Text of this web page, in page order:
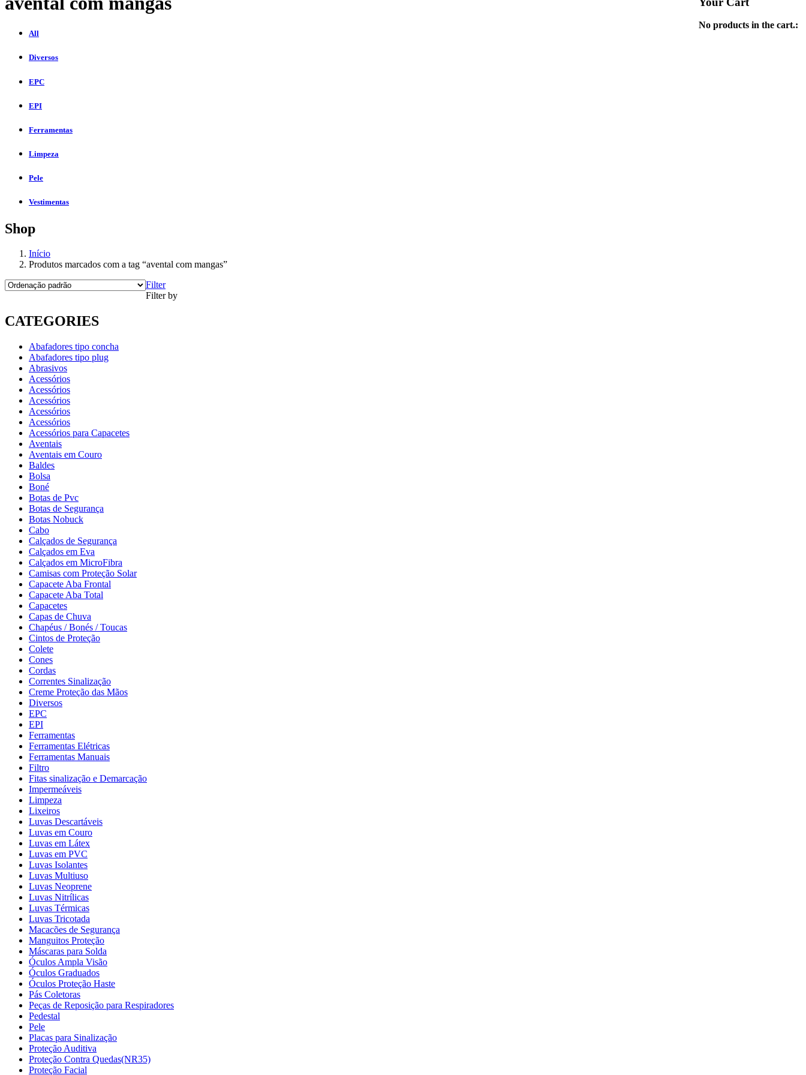
No products in the cart.:
All
Diversos
EPC
EPI
Ferramentas
Limpeza
Pele
Vestimentas
Shop
Início
Produtos marcados com a tag “avental com mangas”
Filter
Filter by
CATEGORIES
Abafadores tipo concha
Abafadores tipo plug
Abrasivos
Acessórios
Acessórios
Acessórios
Acessórios
Acessórios
Acessórios para Capacetes
Aventais
Aventais em Couro
Baldes
Bolsa
Boné
Botas de Pvc
Botas de Segurança
Botas Nobuck
Cabo
Calçados de Segurança
Calçados em Eva
Calçados em MicroFibra
Camisas com Proteção Solar
Capacete Aba Frontal
Capacete Aba Total
Capacetes
Capas de Chuva
Chapéus / Bonés / Toucas
Cintos de Proteção
Colete
Cones
Cordas
Correntes Sinalização
Creme Proteção das Mãos
Diversos
EPC
EPI
Ferramentas
Ferramentas Elétricas
Ferramentas Manuais
Filtro
Fitas sinalização e Demarcação
Impermeáveis
Limpeza
Lixeiros
Luvas Descartáveis
Luvas em Couro
Luvas em Látex
Luvas em PVC
Luvas Isolantes
Luvas Multiuso
Luvas Neoprene
Luvas Nitrílicas
Luvas Térmicas
Luvas Tricotada
Macacões de Segurança
Manguitos Proteção
Máscaras para Solda
Óculos Ampla Visão
Óculos Graduados
Óculos Proteção Haste
Pás Coletoras
Peças de Reposição para Respiradores
Pedestal
Pele
Placas para Sinalização
Proteção Auditiva
Proteção Contra Quedas(NR35)
Proteção Facial